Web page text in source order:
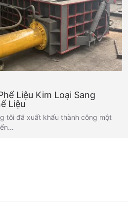
Liệu Kim Loại Sang
Liệu
tôi đã xuất khẩu thành công một